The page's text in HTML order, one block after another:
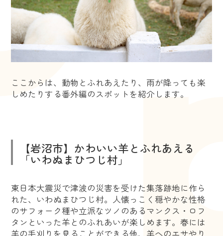
ここからは、動物とふれあえたり、雨が降っても楽
しめたりする番外編のスポットを紹介します。
【岩沼市】かわいい羊とふれあえる
「いわぬまひつじ村」
東日本大震災で津波の災害を受けた集落跡地に作ら
れた、いわぬまひつじ村。人懐っこく穏やかな性格
のサフォーク種や立派なツノのあるマンクス・ロフ
タンといった羊とのふれあいが楽しめます。春には